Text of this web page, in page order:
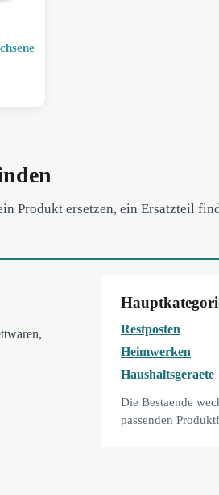
Produkt ersetzen, ein Ersatzteil
Restposten
Heimwerken
Haushaltsgeraete
Die Bestaende
passenden